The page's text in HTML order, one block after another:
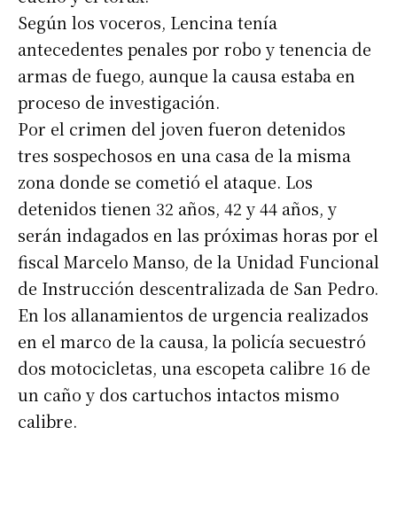
Según los voceros, Lencina tenía
antecedentes penales por robo y tenencia de
armas de fuego, aunque la causa estaba en
proceso de investigación.
Por el crimen del joven fueron detenidos
tres sospechosos en una casa de la misma
zona donde se cometió el ataque. Los
detenidos tienen 32 años, 42 y 44 años, y
serán indagados en las próximas horas por el
fiscal Marcelo Manso, de la Unidad Funcional
de Instrucción descentralizada de San Pedro.
En los allanamientos de urgencia realizados
en el marco de la causa, la policía secuestró
dos motocicletas, una escopeta calibre 16 de
un caño y dos cartuchos intactos mismo
calibre.